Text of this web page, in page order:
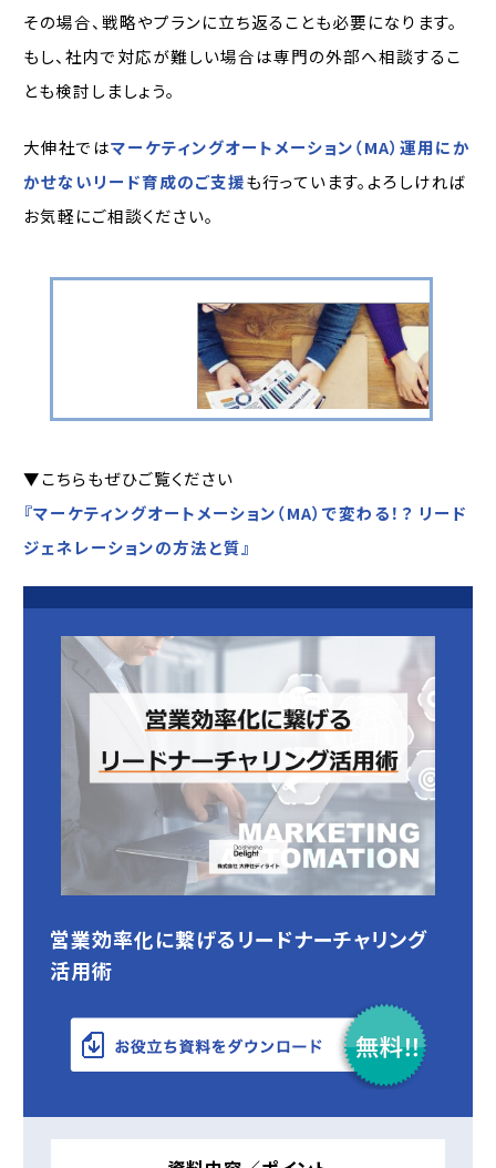
その場合、戦略やプランに立ち返ることも必要になります。
もし、社内で対応が難しい場合は専門の外部へ相談するこ
とも検討しましょう。
大伸社ではマーケティングオートメーション（MA）運用にか
かせないリード育成のご支援も行っています。よろしければ
お気軽にご相談ください。
マーケティングオートメーション運用支援
▼こちらもぜひご覧ください
『マーケティングオートメーション（MA）で変わる！？ リード
ジェネレーションの方法と質』
営業効率化に繋げるリードナーチャリング
活用術